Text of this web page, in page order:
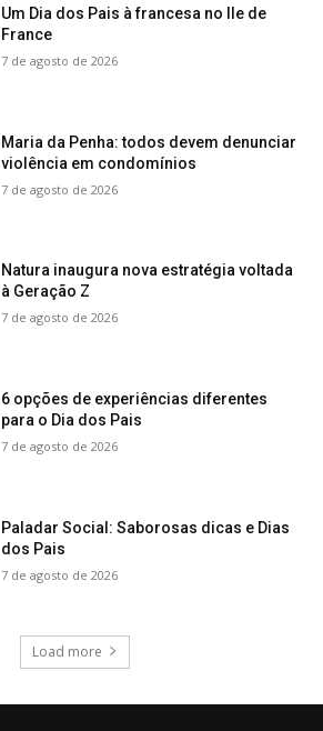
Um Dia dos Pais à francesa no Ile de
France
7 de agosto de 2026
Maria da Penha: todos devem denunciar
violência em condomínios
7 de agosto de 2026
Natura inaugura nova estratégia voltada
à Geração Z
7 de agosto de 2026
6 opções de experiências diferentes
para o Dia dos Pais
7 de agosto de 2026
Paladar Social: Saborosas dicas e Dias
dos Pais
7 de agosto de 2026
Load more